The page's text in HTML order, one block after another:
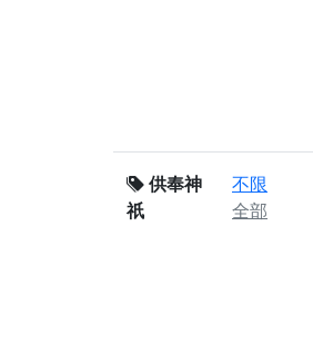
供奉神
祇
不限
全部